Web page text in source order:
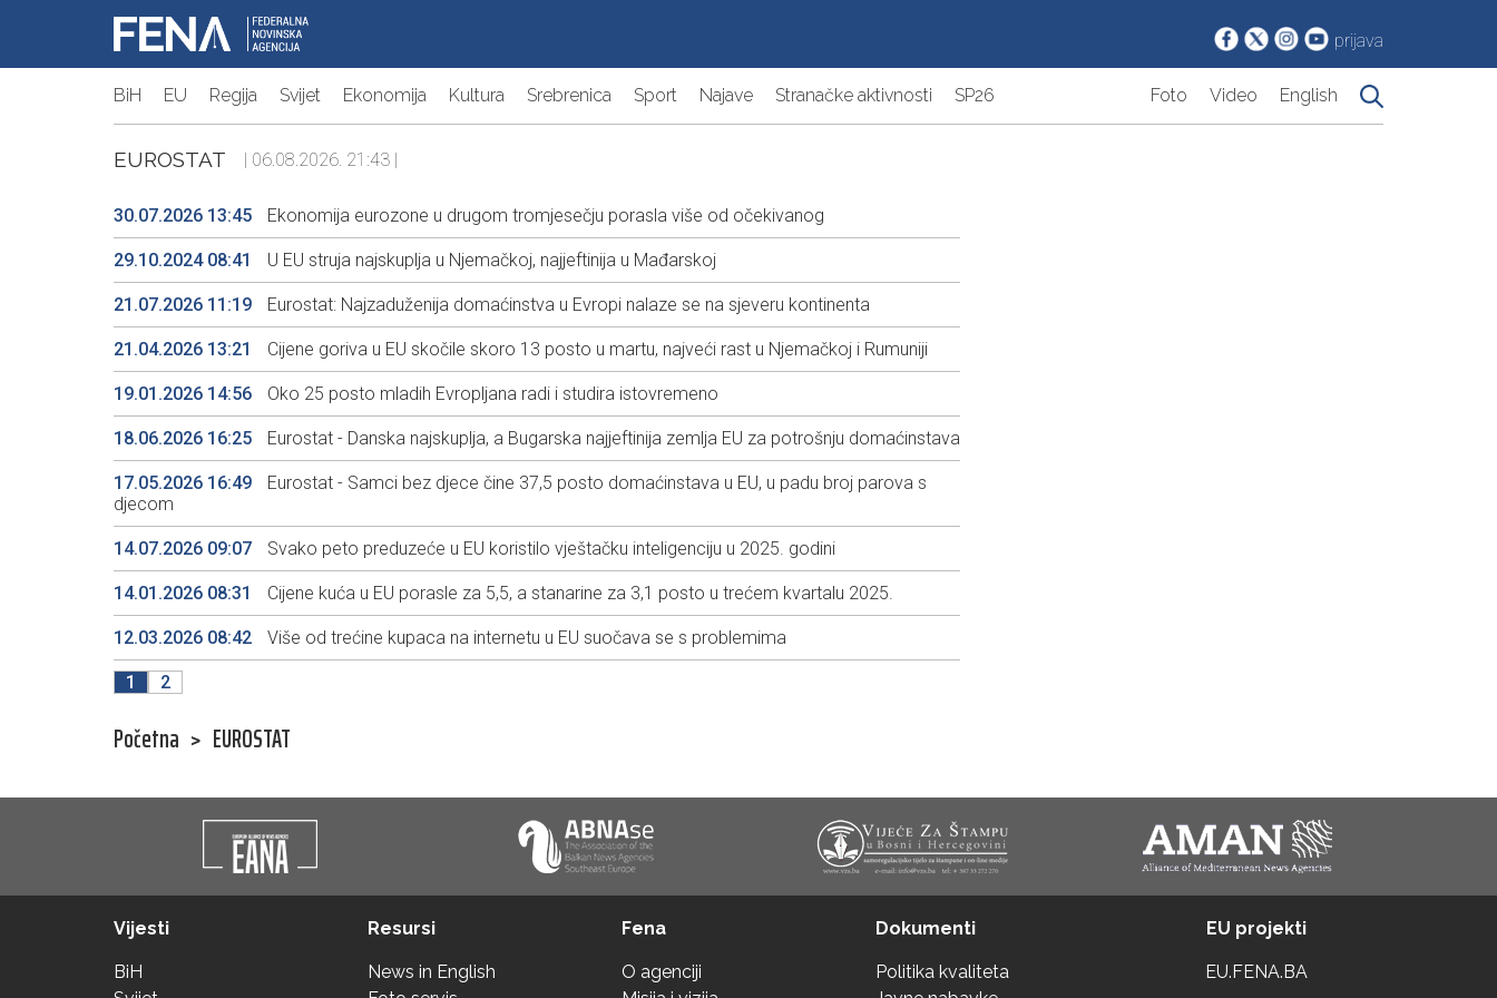
prijava
BiH EU Regija Svijet Ekonomija Kultura Srebrenica Sport Najave Stranačke aktivnosti SP26 Foto Video English
EUROSTAT | 06.08.2026. 21:43 |
30.07.2026 13:45 Ekonomija eurozone u drugom tromjesečju porasla više od očekivanog
29.10.2024 08:41 U EU struja najskuplja u Njemačkoj, najjeftinija u Mađarskoj
21.07.2026 11:19 Eurostat: Najzaduženija domaćinstva u Evropi nalaze se na sjeveru kontinenta
21.04.2026 13:21 Cijene goriva u EU skočile skoro 13 posto u martu, najveći rast u Njemačkoj i Rumuniji
19.01.2026 14:56 Oko 25 posto mladih Evropljana radi i studira istovremeno
18.06.2026 16:25 Eurostat - Danska najskuplja, a Bugarska najjeftinija zemlja EU za potrošnju domaćinstava
17.05.2026 16:49
Eurostat - Samci bez djece čine 37,5 posto domaćinstava u EU, u padu broj parova s
djecom
14.07.2026 09:07 Svako peto preduzeće u EU koristilo vještačku inteligenciju u 2025. godini
14.01.2026 08:31 Cijene kuća u EU porasle za 5,5, a stanarine za 3,1 posto u trećem kvartalu 2025.
12.03.2026 08:42 Više od trećine kupaca na internetu u EU suočava se s problemima
1 2
Početna > EUROSTAT
Vijesti
BiH
Resursi
News in English
Fena
O agenciji
Dokumenti
Politika kvaliteta
EU projekti
EU.FENA.BA